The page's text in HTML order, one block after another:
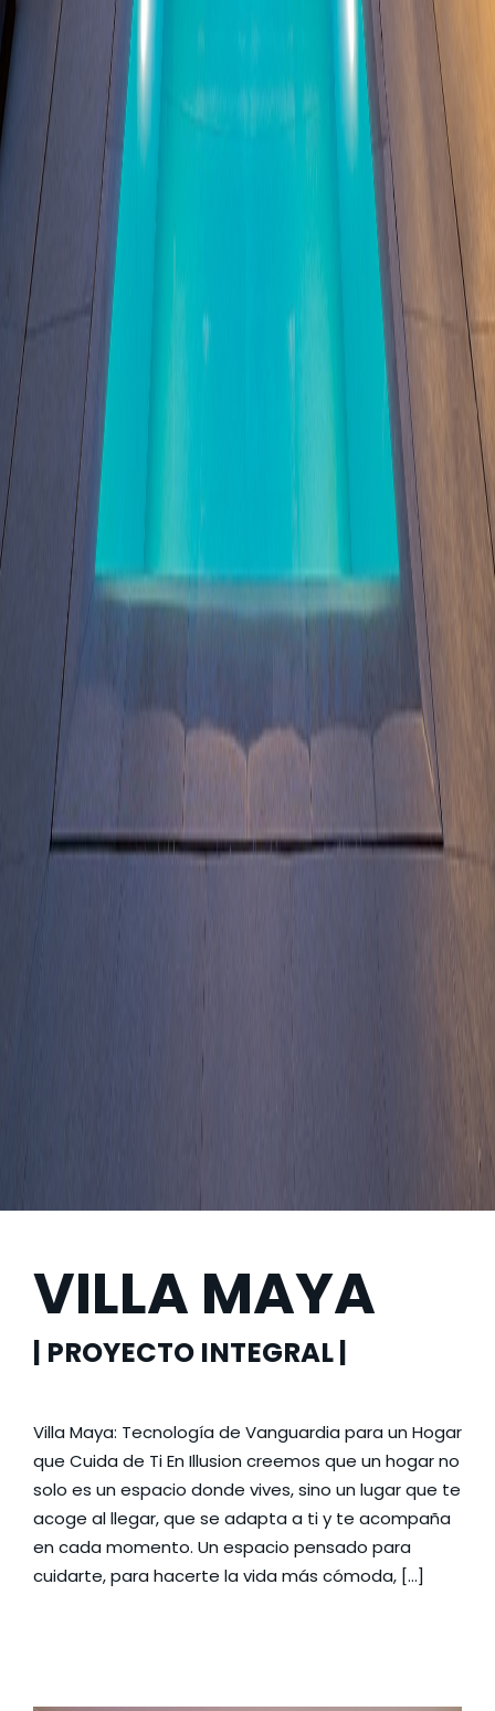
VILLA MAYA
| PROYECTO INTEGRAL |
Villa Maya: Tecnología de Vanguardia para un Hogar
que Cuida de Ti En Illusion creemos que un hogar no
solo es un espacio donde vives, sino un lugar que te
acoge al llegar, que se adapta a ti y te acompaña
en cada momento. Un espacio pensado para
cuidarte, para hacerte la vida más cómoda, […]